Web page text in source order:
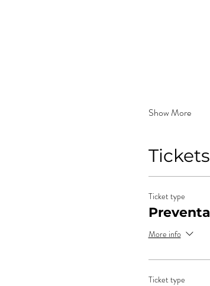
Show More
Tickets
Ticket type
Preventa
More info
Ticket type